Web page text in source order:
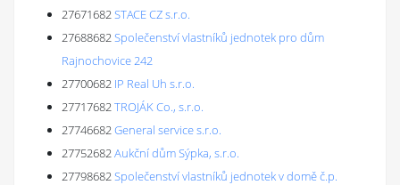
27671682STACE CZ s.r.o.
27688682Společenství vlastníků jednotek pro dům
Rajnochovice 242
27700682 IP Real Uh s.r.o.
27717682TROJÁK Co., s.r.o.
27746682General service s.r.o.
27752682Aukční dům Sýpka, s.r.o.
27798682Společenství vlastníků jednotek v domě č.p.